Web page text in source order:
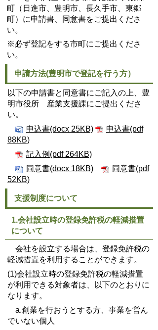
町（日進市、豊明市、長久手市、東郷
町）に申請書、同意書をご提出くださ
い。
※必ず登記をする市町にご提出くださ
い。
申請方法(豊明市で登記を行う方）
以下の申請書と同意書にご記入の上、豊
明市役所 産業支援課にご提出くださ
い。
申込書(docx 25KB)
申込書(pdf
88KB)
記入例(pdf 264KB)
同意書(docx 18KB)
同意書(pdf
52KB)
支援制度について
1.会社設立時の登録免許税の軽減措置
について
会社を設立する場合は、登録免許税の
軽減措置を利用することができます。
(1)会社設立時の登録免許税の軽減措置
が利用できる対象者は、以下のとおりに
なります。
a.創業を行おうとする方、事業を営ん
でいない個人